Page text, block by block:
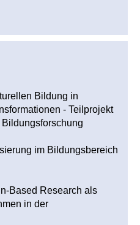
Bildung in
- Teilprojekt
im Bildungsbereich
Based Research als
in der